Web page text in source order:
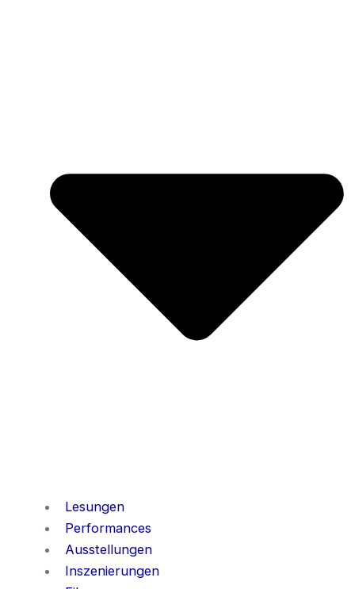
Lesungen
Performances
Ausstellungen
Inszenierungen